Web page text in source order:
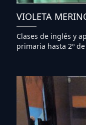
VIOLETA
Clases de inglés y
primaria hasta 2º de